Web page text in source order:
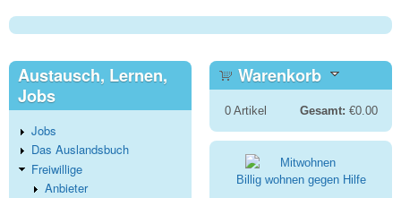
Austausch, Lernen,
Jobs
Jobs
Das Auslandsbuch
Freiwillige
Anbieter
Warenkorb
0Artikel Gesamt: €0.00
Billig wohnen gegen Hilfe